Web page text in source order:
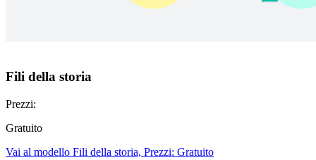
Fili della storia
Prezzi:
Gratuito
Vai al modello Fili della storia, Prezzi: Gratuito